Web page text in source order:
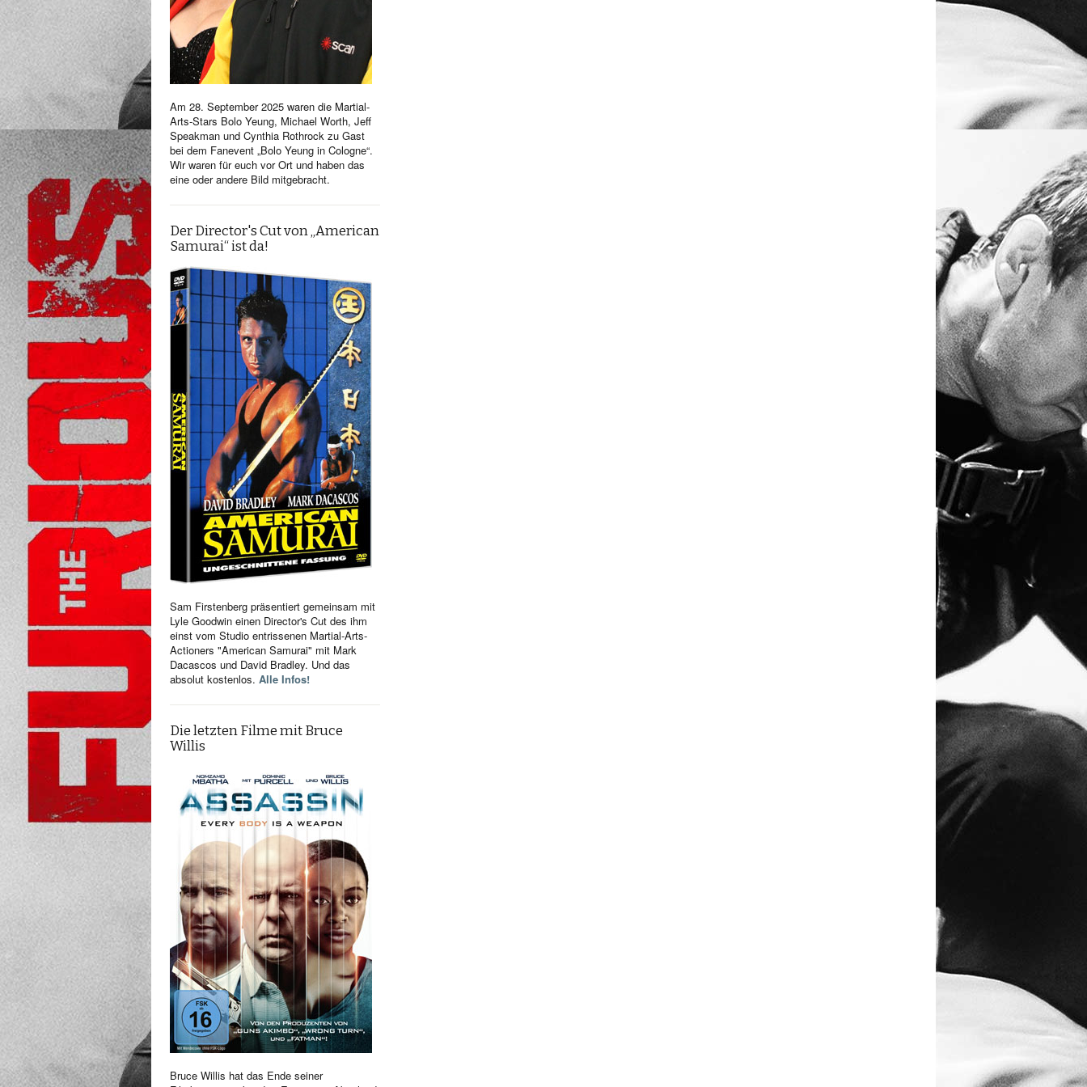
Am 28. September 2025 waren die Martial-
Arts-Stars Bolo Yeung, Michael Worth, Jeff
Speakman und Cynthia Rothrock zu Gast
bei dem Fanevent „Bolo Yeung in Cologne“.
Wir waren für euch vor Ort und haben das
eine oder andere Bild mitgebracht.
Der Director's Cut von „American
Samurai“ ist da!
Sam Firstenberg präsentiert gemeinsam mit
Lyle Goodwin einen Director's Cut des ihm
einst vom Studio entrissenen Martial-Arts-
Actioners "American Samurai" mit Mark
Dacascos und David Bradley. Und das
absolut kostenlos. Alle Infos!
Die letzten Filme mit Bruce
Willis
Bruce Willis hat das Ende seiner